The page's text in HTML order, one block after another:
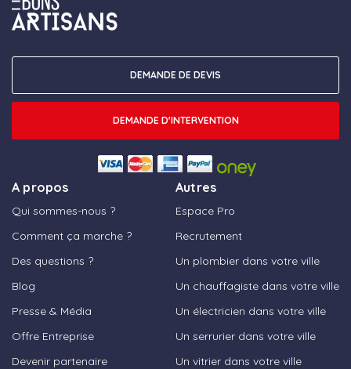
A propos
Qui sommes-nous ?
Comment ça marche ?
Des questions ?
Blog
Presse & Média
Offre Entreprise
Devenir partenaire
Autres
Espace Pro
Recrutement
Un plombier dans votre ville
Un chauffagiste dans votre ville
Un électricien dans votre ville
Un serrurier dans votre ville
Un vitrier dans votre ville
DEMANDE DE DEVIS
DEMANDE D'INTERVENTION